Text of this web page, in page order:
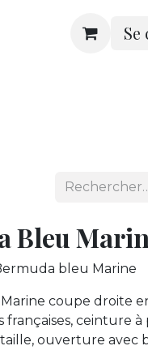
Se
Bleu
bleu Marine
coupe droite
françaises, ceinture
ouverture avec